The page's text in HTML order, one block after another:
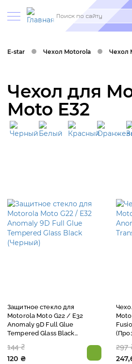
Search
E-star Чехол Motorola Чехол
Чехол для
Moto E32
Защитное стекло для
Motorola Moto G22 / E32
Anomaly 9D Full Glue
Tempered Glass Black
144 ₴
120 ₴
297